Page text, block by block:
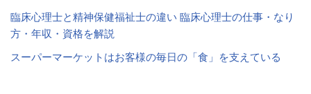
臨床心理士と精神保健福祉士の違い 臨床心理士の仕事・なり
方・年収・資格を解説
スーパーマーケットはお客様の毎日の「食」を支えている